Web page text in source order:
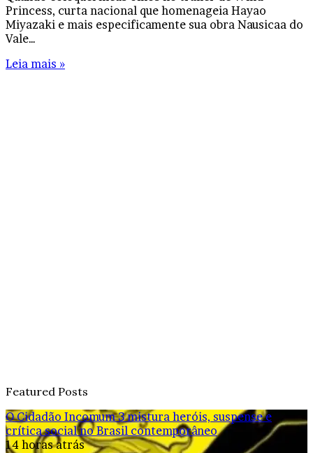
Princess, curta nacional que homenageia Hayao
Miyazaki e mais especificamente sua obra Nausicaa do
Vale…
Leia mais »
Featured Posts
O Cidadão Incomum 3 mistura heróis, suspense e
crítica social no Brasil contemporâneo
14 horas atrás